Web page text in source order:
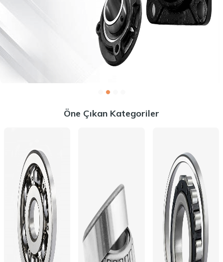
Öne Çıkan Kategoriler